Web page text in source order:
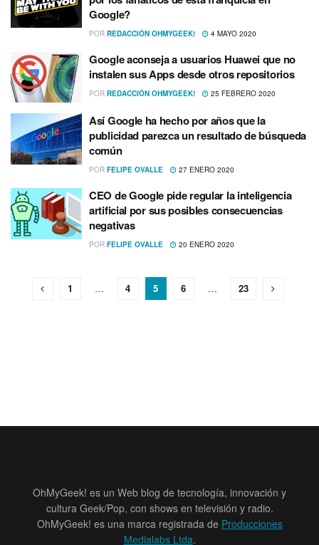
Google?
POR REDACCIÓN OHMYGEEK! 4 MAYO 2020
Google aconseja a usuarios Huawei que no
instalen sus Apps desde otros repositorios
POR REDACCIÓN OHMYGEEK! 25 FEBRERO 2020
Así­ Google ha hecho por años que la
publicidad parezca un resultado de búsqueda
común
POR FELIPE OVALLE 27 ENERO 2020
CEO de Google pide regular la inteligencia
artificial por sus posibles consecuencias
negativas
POR FELIPE OVALLE 20 ENERO 2020
1 … 4 5 6 … 23
OhMyGeek! es un Web blog de tecnología, innovación y
cultura Geek/Pop, con shows en televisión y radio.
OhMyGeek! es una marca registrada de Producciones
Medialabs Ltda.